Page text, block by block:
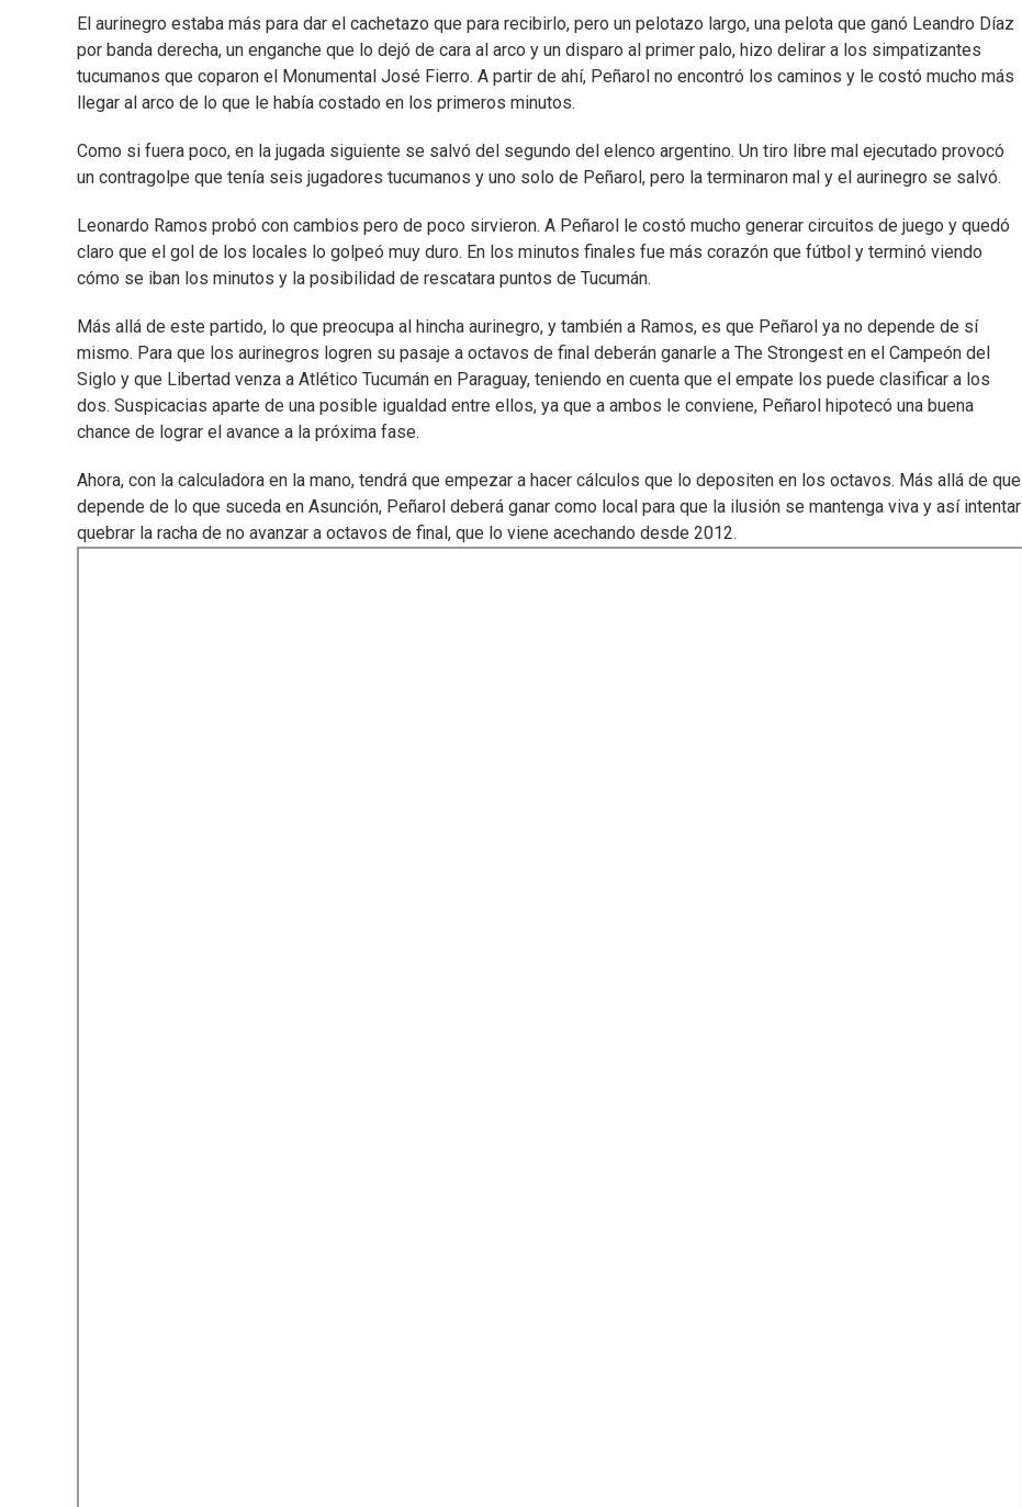
El aurinegro estaba más para dar el cachetazo que para recibirlo, pero un pelotazo largo, una pelota que ganó Leandro Díaz
por banda derecha, un enganche que lo dejó de cara al arco y un disparo al primer palo, hizo delirar a los simpatizantes
tucumanos que coparon el Monumental José Fierro. A partir de ahí, Peñarol no encontró los caminos y le costó mucho más
llegar al arco de lo que le había costado en los primeros minutos.
Como si fuera poco, en la jugada siguiente se salvó del segundo del elenco argentino. Un tiro libre mal ejecutado provocó
un contragolpe que tenía seis jugadores tucumanos y uno solo de Peñarol, pero la terminaron mal y el aurinegro se salvó.
Leonardo Ramos probó con cambios pero de poco sirvieron. A Peñarol le costó mucho generar circuitos de juego y quedó
claro que el gol de los locales lo golpeó muy duro. En los minutos finales fue más corazón que fútbol y terminó viendo
cómo se iban los minutos y la posibilidad de rescatara puntos de Tucumán.
Más allá de este partido, lo que preocupa al hincha aurinegro, y también a Ramos, es que Peñarol ya no depende de sí
mismo. Para que los aurinegros logren su pasaje a octavos de final deberán ganarle a The Strongest en el Campeón del
Siglo y que Libertad venza a Atlético Tucumán en Paraguay, teniendo en cuenta que el empate los puede clasificar a los
dos. Suspicacias aparte de una posible igualdad entre ellos, ya que a ambos le conviene, Peñarol hipotecó una buena
chance de lograr el avance a la próxima fase.
Ahora, con la calculadora en la mano, tendrá que empezar a hacer cálculos que lo depositen en los octavos. Más allá de que
depende de lo que suceda en Asunción, Peñarol deberá ganar como local para que la ilusión se mantenga viva y así intentar
quebrar la racha de no avanzar a octavos de final, que lo viene acechando desde 2012.